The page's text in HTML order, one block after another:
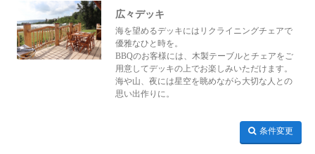
広々デッキ
海を望めるデッキにはリクライニングチェアで
優雅なひと時を。
BBQのお客様には、木製テーブルとチェアをご
用意してデッキの上でお楽しみいただけます。
海や山、夜には星空を眺めながら大切な人との
思い出作りに。
条件変更